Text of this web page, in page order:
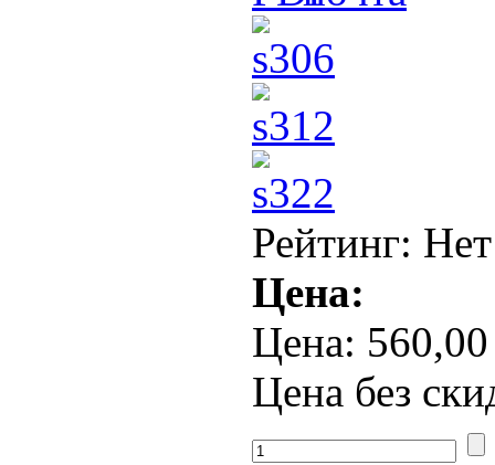
Рейтинг:
Цена:
Цена:
Цена без